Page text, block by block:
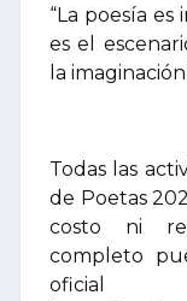
“La poesía
es el
la
Todas las
de Poetas
costo ni
completo
oficial